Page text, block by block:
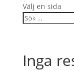
Välj en sida
Inga